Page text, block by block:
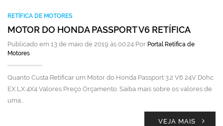
RETÍFICA DE MOTORES
MOTOR DO HONDA PASSPORT V6 RETÍFICA
Publicado em 13 de maio de 2019 às 00:24 Por Portal Retífica de
Motores
Quanto Custa Retificar um Motor do Honda Passport 3.2 V6 24V Dohc
EX LX 4X4 Valores Preço Orçamento. Saiba mais sobre os valores de
uma…
VEJA MAIS